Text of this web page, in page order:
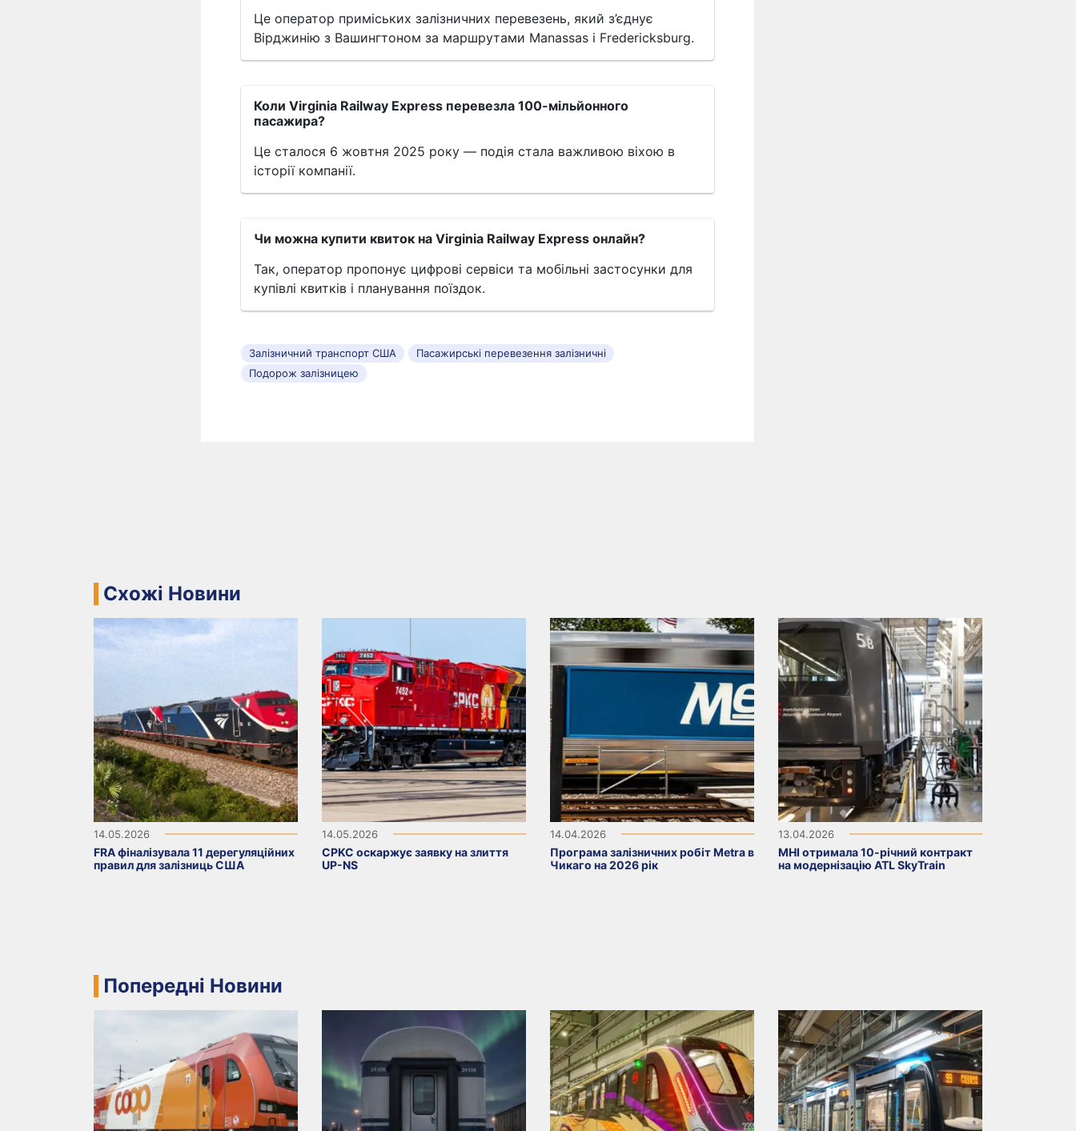
Це оператор приміських залізничних перевезень, який з’єднує
Вірджинію з Вашингтоном за маршрутами Manassas і Fredericksburg.
Коли Virginia Railway Express перевезла 100-мільйонного
пасажира?
Це сталося 6 жовтня 2025 року — подія стала важливою віхою в
історії компанії.
Чи можна купити квиток на Virginia Railway Express онлайн?
Так, оператор пропонує цифрові сервіси та мобільні застосунки для
купівлі квитків і планування поїздок.
Залізничний транспорт США
Пасажирські перевезення залізничні
Подорож залізницею
Схожі Новини
14.05.2026
FRA фіналізувала 11 дерегуляційних
правил для залізниць США
14.05.2026
CPKC оскаржує заявку на злиття
UP-NS
14.04.2026
Програма залізничних робіт Metra в
Чикаго на 2026 рік
13.04.2026
MHI отримала 10-річний контракт
на модернізацію ATL SkyTrain
Попередні Новини